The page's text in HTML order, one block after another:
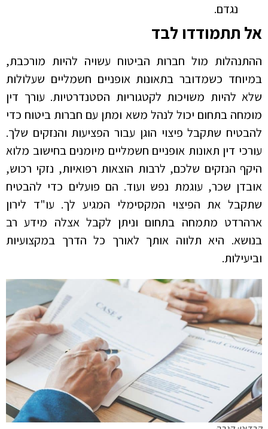
נגדם.
אל תתמודדו לבד
ההתנהלות מול חברות הביטוח עשויה להיות מורכבת,
במיוחד כשמדובר בתאונות אופניים חשמליים שעלולות
שלא להיות משויכות לקטגוריות הסטנדרטיות. עורך דין
מומחה בתחום יכול לנהל משא ומתן עם חברות ביטוח כדי
להבטיח שתקבל פיצוי הוגן עבור הפציעות והנזקים שלך.
עורכי דין תאונות אופניים חשמליים מיומנים בחישוב מלוא
היקף הנזקים שלכם, לרבות הוצאות רפואיות, נזקי רכוש,
אובדן שכר, עוגמת נפש ועוד. הם פועלים כדי להבטיח
שתקבל את הפיצוי המקסימלי המגיע לך. עו"ד לירון
ארהרדט מתמחה בתחום וניתן לקבל אצלה מידע רב
בנושא. היא תלווה אותך לאורך כל הדרך במקצועיות
וביעילות.